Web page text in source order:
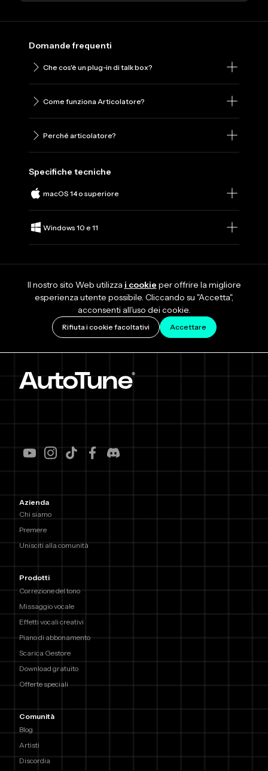
Domande frequenti
Che cos'è un plug-in di talk box?
Come funziona Articolatore?
Perché articolatore?
Specifiche tecniche
macOS 14 o superiore
Windows 10 e 11
Il nostro sito Web utilizza i cookie per offrire la migliore
esperienza utente possibile. Cliccando su "Accetta",
acconsenti all'uso dei cookie.
Rifiuta i cookie facoltativi Accettare
Azienda
Chi siamo
Premere
Unisciti alla comunità
Prodotti
Correzione del tono
Missaggio vocale
Effetti vocali creativi
Piano di abbonamento
Scarica Gestore
Download gratuito
Offerte speciali
Comunità
Blog
Artisti
Discordia